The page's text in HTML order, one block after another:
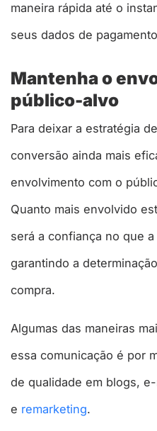
maneira rápida até o
seus dados de
Mantenha o
público-alvo
Para deixar a estratégia
conversão ainda mais
envolvimento com o
Quanto mais envolvido
será a confiança no que
garantindo a
compra.
Algumas das maneiras
essa comunicação é por
de qualidade em blogs,
e remarketing.